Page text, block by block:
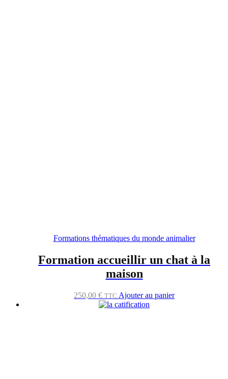
Formations thématiques du monde animalier
Formation accueillir un chat à la
maison
250,00 € TTC Ajouter au panier